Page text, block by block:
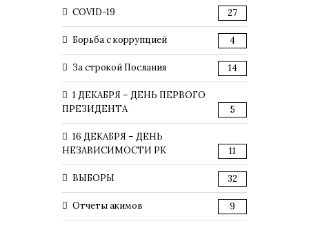
COVID-19 27
Борьба с коррупцией 4
За строкой Послания 14
1 ДЕКАБРЯ – ДЕНЬ ПЕРВОГО
ПРЕЗИДЕНТА
5
16 ДЕКАБРЯ – ДЕНЬ
НЕЗАВИСИМОСТИ РК
11
ВЫБОРЫ 32
Отчеты акимов 9